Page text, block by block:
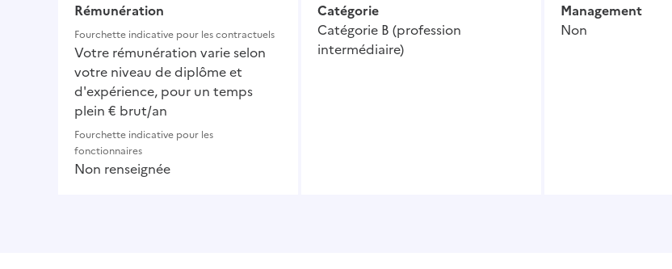
Rémunération
Fourchette indicative pour les contractuels
Votre rémunération varie selon
votre niveau de diplôme et
d'expérience, pour un temps
plein € brut/an
Fourchette indicative pour les
fonctionnaires
Non renseignée
Catégorie
Catégorie B (profession
intermédiaire)
Management
Non